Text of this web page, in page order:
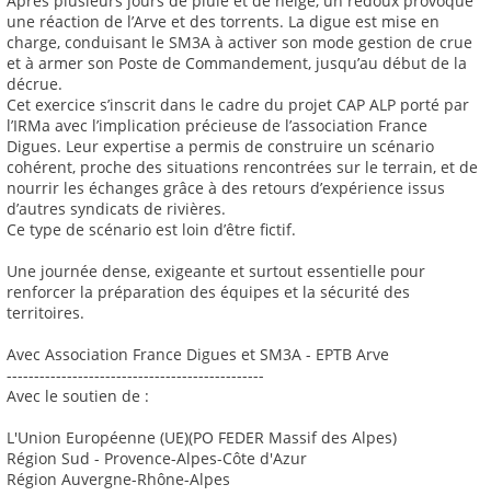
une réaction de l’Arve et des torrents. La digue est mise en
charge, conduisant le SM3A à activer son mode gestion de crue
et à armer son Poste de Commandement, jusqu’au début de la
décrue.
Cet exercice s’inscrit dans le cadre du projet CAP ALP porté par
l’IRMa avec l’implication précieuse de l’association France
Digues. Leur expertise a permis de construire un scénario
cohérent, proche des situations rencontrées sur le terrain, et de
nourrir les échanges grâce à des retours d’expérience issus
d’autres syndicats de rivières.
Ce type de scénario est loin d’être fictif.
Une journée dense, exigeante et surtout essentielle pour
renforcer la préparation des équipes et la sécurité des
territoires.
Avec Association France Digues et SM3A - EPTB Arve
-----------------------------------------------
Avec le soutien de :
L'Union Européenne (UE)(PO FEDER Massif des Alpes)
Région Sud - Provence-Alpes-Côte d'Azur
Région Auvergne-Rhône-Alpes